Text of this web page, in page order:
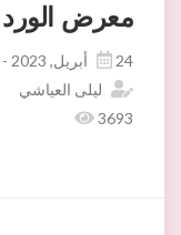
معرض الورد
24 أبريل, 2023 - 11:46
ليلى العياشي
3693